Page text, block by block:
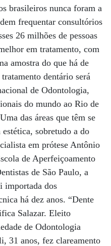
brasileiros nunca foram a
frequentar consultórios
26 milhões de pessoas
em tratamento, com
amostra do que há de
dentário será
de Odontologia,
do mundo ao Rio de
das áreas que têm se
sobretudo a do
em prótese Antônio
de Aperfeiçoamento
de São Paulo, a
importada dos
há dez anos. “Dente
Salazar. Eleito
de Odontologia
31 anos, fez clareamento